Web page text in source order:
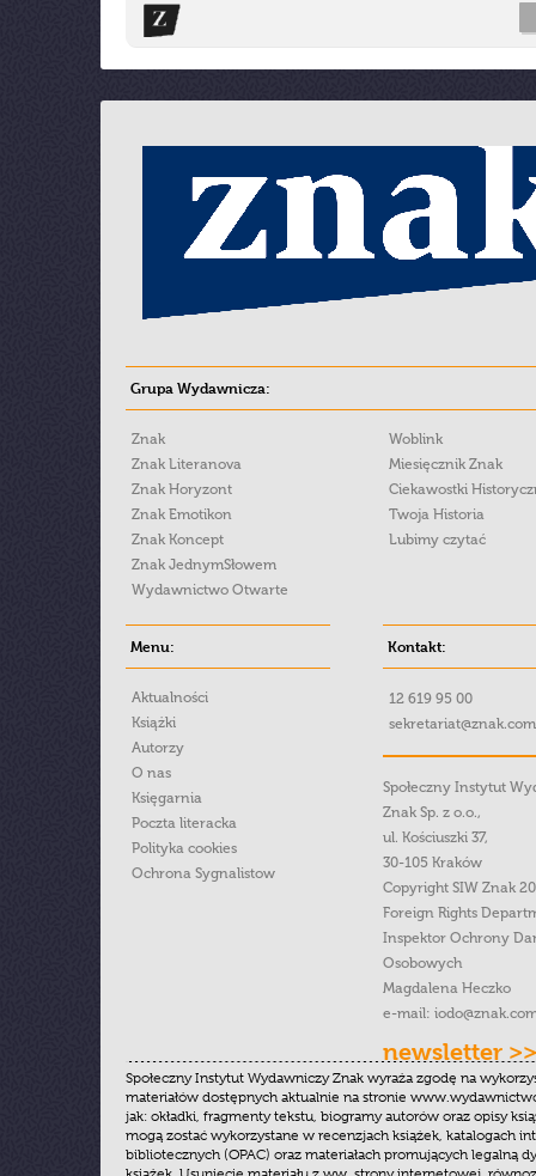
Grupa Wydawnicza:
Znak
Znak Literanova
Znak Horyzont
Znak Emotikon
Znak Koncept
Znak JednymSłowem
Wydawnictwo Otwarte
Woblink
Miesięcznik Znak
Ciekawostki
Twoja Historia
Lubimy czytać
Menu:
Aktualności
Książki
Autorzy
O nas
Księgarnia
Poczta literacka
Polityka cookies
Ochrona Sygnalistow
Kontakt:
12 619 95 00
Społeczny Instytut
Znak Sp. z o.o.,
ul. Kościuszki 37,
30-105 Kraków
Copyright SIW Znak
Foreign Rights
Inspektor Ochrony
Osobowych
Magdalena Heczko
e-mail:
newsletter >>
Społeczny Instytut Wydawniczy Znak wyraża zgodę na
materiałów dostępnych aktualnie na stronie
jak: okładki, fragmenty tekstu, biogramy autorów oraz opisy
mogą zostać wykorzystane w recenzjach książek, katalogach
bibliotecznych (OPAC) oraz materiałach promujących legalną